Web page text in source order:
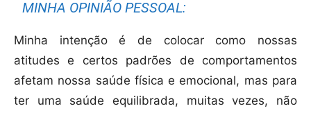
MINHA OPINIÃO PESSOAL:
Minha intenção é de colocar como nossas
atitudes e certos padrões de comportamentos
afetam nossa saúde física e emocional, mas para
ter uma saúde equilibrada, muitas vezes, não